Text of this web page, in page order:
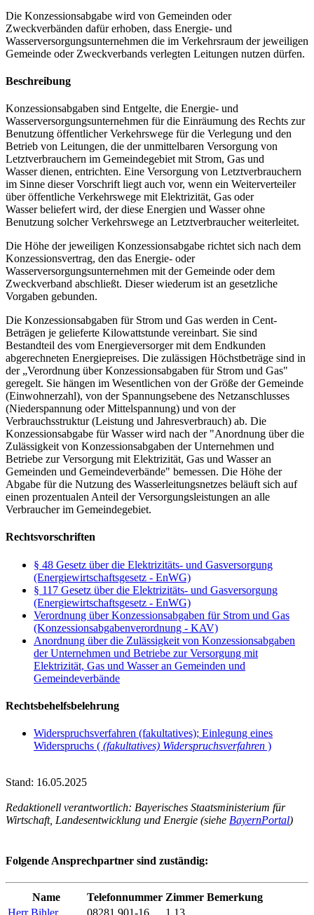
Die Konzessionsabgabe wird von Gemeinden oder
Zweckverbänden dafür erhoben, dass Energie- und
Wasserversorgungsunternehmen die im Verkehrsraum der jeweiligen
Gemeinde oder Zweckverbands verlegten Leitungen nutzen dürfen.
Beschreibung
Konzessionsabgaben sind Entgelte, die Energie- und
Wasserversorgungsunternehmen für die Einräumung des Rechts zur
Benutzung öffentlicher Verkehrswege für die Verlegung und den
Betrieb von Leitungen, die der unmittelbaren Versorgung von
Letztverbrauchern im Gemeindegebiet mit Strom, Gas und
Wasser dienen, entrichten. Eine Versorgung von Letztverbrauchern
im Sinne dieser Vorschrift liegt auch vor, wenn ein Weiterverteiler
über öffentliche Verkehrswege mit Elektrizität, Gas oder
Wasser beliefert wird, der diese Energien und Wasser ohne
Benutzung solcher Verkehrswege an Letztverbraucher weiterleitet.
Die Höhe der jeweiligen Konzessionsabgabe richtet sich nach dem
Konzessionsvertrag, den das Energie- oder
Wasserversorgungsunternehmen mit der Gemeinde oder dem
Zweckverband abschließt. Dieser wiederum ist an gesetzliche
Vorgaben gebunden.
Die Konzessionsabgaben für Strom und Gas werden in Cent-
Beträgen je gelieferte Kilowattstunde vereinbart. Sie sind
Bestandteil des vom Energieversorger mit dem Endkunden
abgerechneten Energiepreises. Die zulässigen Höchstbeträge sind in
der „Verordnung über Konzessionsabgaben für Strom und Gas"
geregelt. Sie hängen im Wesentlichen von der Größe der Gemeinde
(Einwohnerzahl), von der Spannungsebene des Netzanschlusses
(Niederspannung oder Mittelspannung) und von der
Verbrauchsstruktur (Leistung und Jahresverbrauch) ab. Die
Konzessionsabgabe für Wasser wird nach der "Anordnung über die
Zulässigkeit von Konzessionsabgaben der Unternehmen und
Betriebe zur Versorgung mit Elektrizität, Gas und Wasser an
Gemeinden und Gemeindeverbände" bemessen. Die Höhe der
Abgabe für die Nutzung des Wasserleitungsnetzes beläuft sich auf
einen prozentualen Anteil der Versorgungsleistungen an alle
Verbraucher im Gemeindegebiet.
Rechtsvorschriften
§ 48 Gesetz über die Elektrizitäts- und Gasversorgung
(Energiewirtschaftsgesetz - EnWG)
§ 117 Gesetz über die Elektrizitäts- und Gasversorgung
(Energiewirtschaftsgesetz - EnWG)
Verordnung über Konzessionsabgaben für Strom und Gas
(Konzessionsabgabenverordnung - KAV)
Anordnung über die Zulässigkeit von Konzessionsabgaben
der Unternehmen und Betriebe zur Versorgung mit
Elektrizität, Gas und Wasser an Gemeinden und
Gemeindeverbände
Rechtsbehelfsbelehrung
Widerspruchsverfahren (fakultatives); Einlegung eines
Widerspruchs ( (fakultatives) Widerspruchsverfahren )
Stand: 16.05.2025
Redaktionell verantwortlich: Bayerisches Staatsministerium für
Wirtschaft, Landesentwicklung und Energie (siehe BayernPortal)
Folgende Ansprechpartner sind zuständig:
Name Telefonnummer Zimmer Bemerkung
Herr Bihler
08281 901-16
1.13